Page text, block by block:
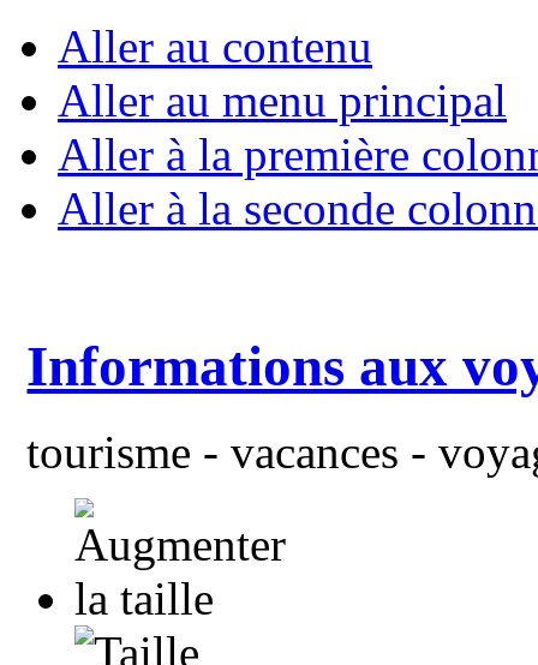
Aller au contenu
Aller au menu principal
Aller à la première
Aller à la seconde
Informations aux
tourisme - vacances -